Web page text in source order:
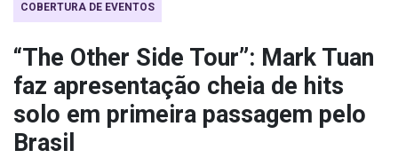
COBERTURA DE EVENTOS
“The Other Side Tour”: Mark Tuan
faz apresentação cheia de hits
solo em primeira passagem pelo
Brasil